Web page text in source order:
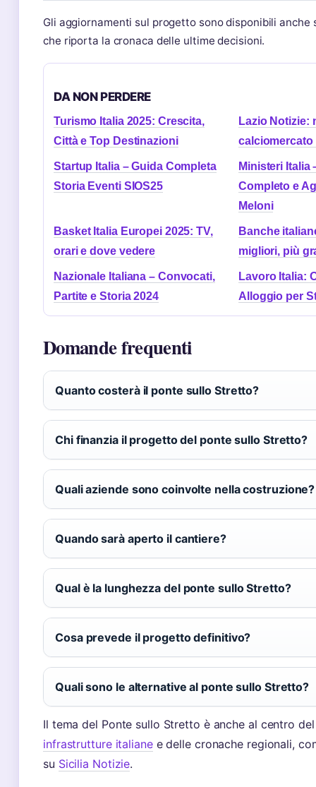
Gli aggiornamenti sul progetto sono disponibili anche
che riporta la cronaca delle ultime decisioni.
DA NON PERDERE
Turismo Italia 2025: Crescita,
Città e Top Destinazioni
Lazio Notizie:
calciomercato
Startup Italia – Guida Completa
Storia Eventi SIOS25
Ministeri Italia
Completo e
Meloni
Basket Italia Europei 2025: TV,
orari e dove vedere
Banche
migliori, più
Nazionale Italiana – Convocati,
Partite e Storia 2024
Lavoro Italia:
Alloggio per
Domande frequenti
Quanto costerà il ponte sullo Stretto?
Chi finanzia il progetto del ponte sullo Stretto?
Quali aziende sono coinvolte nella costruzione?
Quando sarà aperto il cantiere?
Qual è la lunghezza del ponte sullo Stretto?
Cosa prevede il progetto definitivo?
Quali sono le alternative al ponte sullo Stretto?
Il tema del Ponte sullo Stretto è anche al centro
infrastrutture italianee delle cronache regionali,
su Sicilia Notizie.